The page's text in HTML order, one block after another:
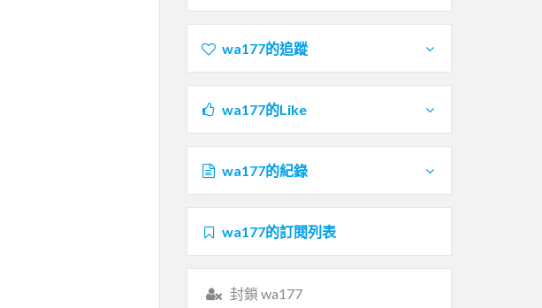
wa177的追蹤
wa177的Like
wa177的紀錄
wa177的訂閱列表
封鎖 wa177